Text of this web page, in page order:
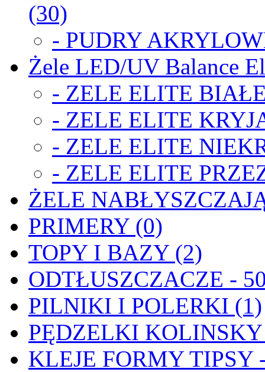
(30)
- PUDRY
Żele LED/UV Balance
- ZELE ELITE
- ZELE ELITE
- ZELE ELITE
- ZELE ELITE
ŻELE
PRIMERY (0)
TOPY I BAZY (2)
ODTŁUSZCZACZE -
PILNIKI I POLERKI (1)
PĘDZELKI
KLEJE FORMY TIPSY